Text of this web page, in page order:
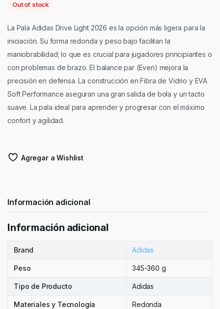
Out of stock
La Pala Adidas Drive Light 2026 es la opción más ligera para la
iniciación. Su forma redonda y peso bajo facilitan la
maniobrabilidad; lo que es crucial para jugadores principiantes o
con problemas de brazo. El balance par (Even) mejora la
precisión en defensa. La construcción en Fibra de Vidrio y EVA
Soft Performance aseguran una gran salida de bola y un tacto
suave. La pala ideal para aprender y progresar con el máximo
confort y agilidad.
Agregar a Wishlist
Información adicional
Información adicional
Brand Adidas
Peso 345-360 g
Tipo de Producto Adidas
Materiales y Tecnología Redonda